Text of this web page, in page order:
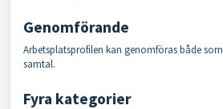
Genomförande
Arbetsplatsprofilen kan genomföras både
samtal.
Fyra kategorier